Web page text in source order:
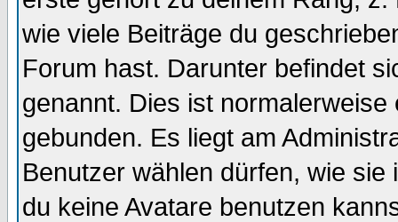
wie viele Beiträge du
Forum hast. Darunter befindet
genannt. Dies ist
gebunden. Es liegt am
Benutzer wählen dürfen, wie
du keine Avatare benutzen